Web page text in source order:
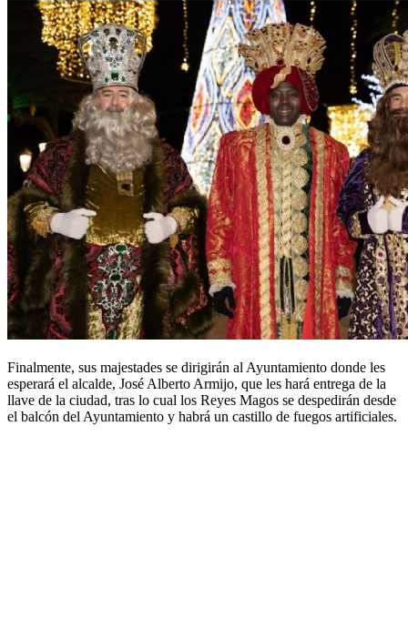
Finalmente, sus majestades se dirigirán al Ayuntamiento donde les
esperará el alcalde, José Alberto Armijo, que les hará entrega de la
llave de la ciudad, tras lo cual los Reyes Magos se despedirán desde
el balcón del Ayuntamiento y habrá un castillo de fuegos artificiales.